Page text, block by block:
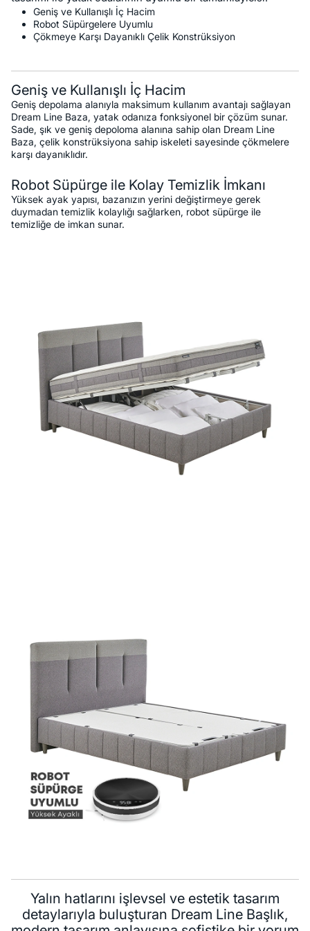
Geniş ve Kullanışlı İç Hacim
Robot Süpürgelere Uyumlu
Çökmeye Karşı Dayanıklı Çelik Konstrüksiyon
Geniş ve Kullanışlı İç Hacim
Geniş depolama alanıyla maksimum kullanım avantajı sağlayan
Dream Line Baza, yatak odanıza fonksiyonel bir çözüm sunar.
Sade, şık ve geniş depoloma alanına sahip olan Dream Line
Baza, çelik konstrüksiyona sahip iskeleti sayesinde çökmelere
karşı dayanıklıdır.
Robot Süpürge ile Kolay Temizlik İmkanı
Yüksek ayak yapısı, bazanızın yerini değiştirmeye gerek
duymadan temizlik kolaylığı sağlarken, robot süpürge ile
temizliğe de imkan sunar.
Yalın hatlarını işlevsel ve estetik tasarım
detaylarıyla buluşturan Dream Line Başlık,